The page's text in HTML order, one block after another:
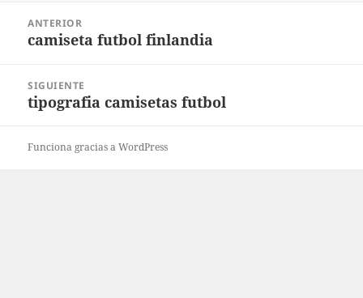
entradas
ANTERIOR
Entrada
camiseta futbol finlandia
SIGUIENTE
Entrada
tipografia camisetas futbol
Funciona gracias a WordPress